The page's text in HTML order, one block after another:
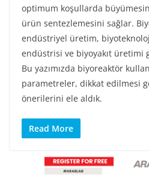
optimum koşullarda
ürün sentezlemesini sağlar.
endüstriyel üretim,
endüstrisi ve biyoyakıt üretimi
Bu yazımızda biyoreaktör
parametreler, dikkat edilmesi
önerilerini ele aldık.
Read More